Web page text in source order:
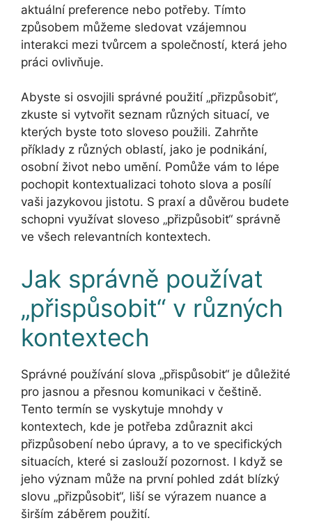
aktuální preference nebo potřeby. Tímto
způsobem můžeme sledovat vzájemnou
interakci mezi tvůrcem a společností, která jeho
práci ovlivňuje.
Abyste si osvojili správné použití „přizpůsobit“,
zkuste si vytvořit seznam různých situací, ve
kterých byste toto sloveso použili. Zahrňte
příklady z různých oblastí, jako je podnikání,
osobní život nebo umění. Pomůže vám to lépe
pochopit kontextualizaci tohoto slova a posílí
vaši jazykovou jistotu. S praxí a důvěrou budete
schopni využívat sloveso „přizpůsobit“ správně
ve všech relevantních kontextech.
Jak správně používat
„přispůsobit“ v různých
kontextech
Správné používání slova „přispůsobit“ je důležité
pro jasnou a přesnou komunikaci v češtině.
Tento termín se vyskytuje mnohdy v
kontextech, kde je potřeba zdůraznit akci
přizpůsobení nebo úpravy, a to ve specifických
situacích, které si zaslouží pozornost. I když se
jeho význam může na první pohled zdát blízký
slovu „přizpůsobit“, liší se výrazem nuance a
širším záběrem použití.